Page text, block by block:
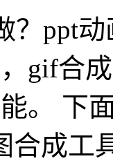
？ppt
gif合
。 下
合成工